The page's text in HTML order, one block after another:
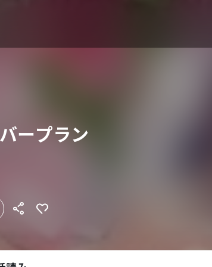
ープラン